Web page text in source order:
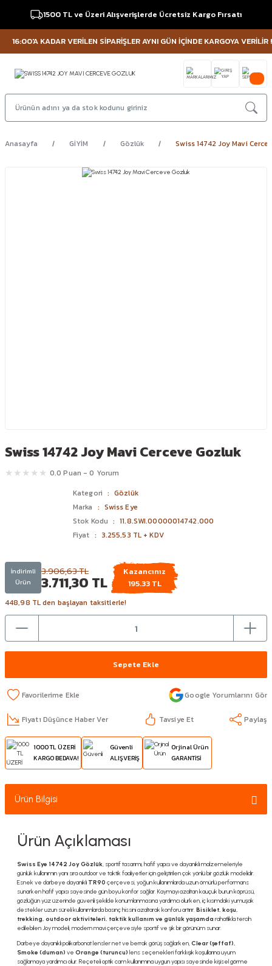
1500 TL ve Üzeri Alışverişlerde Ücretsiz Kargo Fırsatı
16:00'A KADAR VERİLEN SİPARİŞLER AYNI GÜN İÇİNDE KARGOYA VERİLİR !
Anasayfa GİYİM Gözlük Swiss 14742 Joy Mavi
Swiss 14742 Joy Mavi Cerceve Gozluk
0.0 Puan - 0 Yorum
Kategori
Gözlük
Marka
Swiss Eye
Stok Kodu
11.8.SWI.00000014742.000
Fiyat
3.255,53 TL + KDV
İndirimli
Ürün
3.906,63 TL
3.711,30 TL
Kazancınız
195.33 TL
448,98 TL den başlayan taksitlerle!
Sepete Ekle
Google Yorumlarını Gör
Fiyatı Düşünce Haber Ver Tavsiye Et Paylaş
1000 TL ÜZERİ
KARGO BEDAVA!
Güvenli
ALIŞVERİŞ
Orjinal Ürün
GARANTİSİ
Ürün Bilgisi
Ürün Açıklaması
Swiss Eye 14742 Joy Gözlük, sportif tasarımı, hafif yapısı ve dayanıklı malzemeleriyle
günlük kullanımın yanı sıra outdoor ve taktik faaliyetler için geliştirilen çok yönlü bir gözlük modelidir.
Esnek ve darbeye dayanıklı TR90 çerçevesi, yoğun kullanımlarda uzun ömürlü performans
sunarken hafif yapısı sayesinde gün boyu konfor sağlar. Kaymayı azaltan kauçuk burun köprüsü,
gözlüğün yüz üzerinde güvenli şekilde konumlanmasına yardımcı olurken, iç kısımdaki yumuşak
destekler uzun süreli kullanımlarda basınç hissini azaltarak konforu artırır. Bisiklet, koşu,
trekking, outdoor aktiviteleri, taktik kullanım ve günlük yaşamda rahatlıkla tercih
edilebilen Joy modeli, modern mavi çerçevesiyle sportif ve şık bir görünüm sunar.
Darbeye dayanıklı polikarbonat lensler net ve berrak görüş sağlarken,Clear (şeffaf),
Smoke (duman) ve Orange (turuncu) lens seçenekleri farklı ışık koşullarına uyum
sağlamaya yardımcı olur. Reçeteli optik cam kullanımına uygun yapısı sayesinde kişisel görme